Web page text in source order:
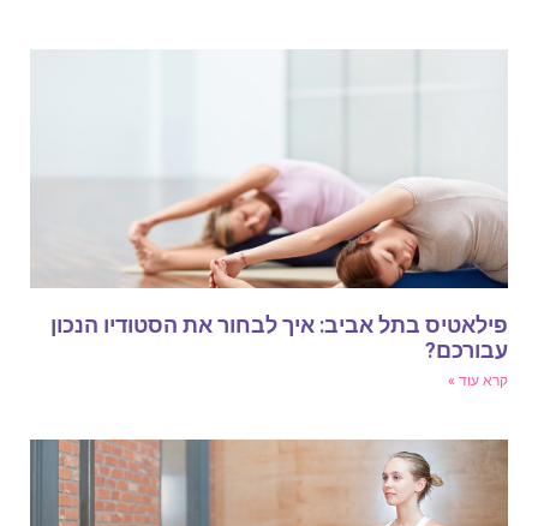
בתל אביב: איך לבחור את הסטודיו הנכון
עוד »